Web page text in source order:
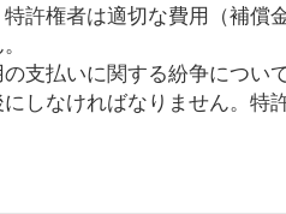
許権者は適切な費用（補償
支払いに関する紛争につい
しなければなりません。特